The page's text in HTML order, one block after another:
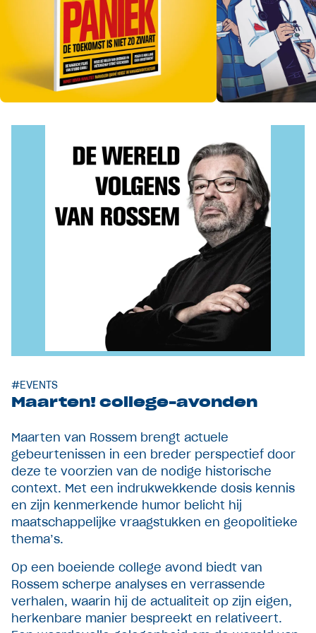
#EVENTS
Maarten! college-avonden
Maarten van Rossem brengt actuele
gebeurtenissen in een breder perspectief door
deze te voorzien van de nodige historische
context. Met een indrukwekkende dosis kennis
en zijn kenmerkende humor belicht hij
maatschappelijke vraagstukken en geopolitieke
thema’s.
Op een boeiende college avond biedt van
Rossem scherpe analyses en verrassende
verhalen, waarin hij de actualiteit op zijn eigen,
herkenbare manier bespreekt en relativeert.